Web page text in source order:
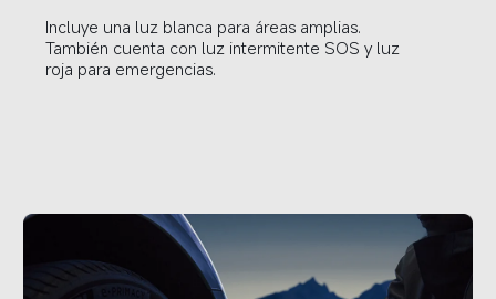
Incluye una luz blanca para áreas amplias.
También cuenta con luz intermitente SOS y luz
roja para emergencias.